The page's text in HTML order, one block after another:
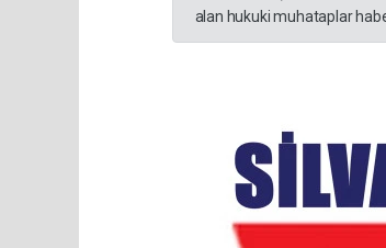
alan hukuki muhataplar